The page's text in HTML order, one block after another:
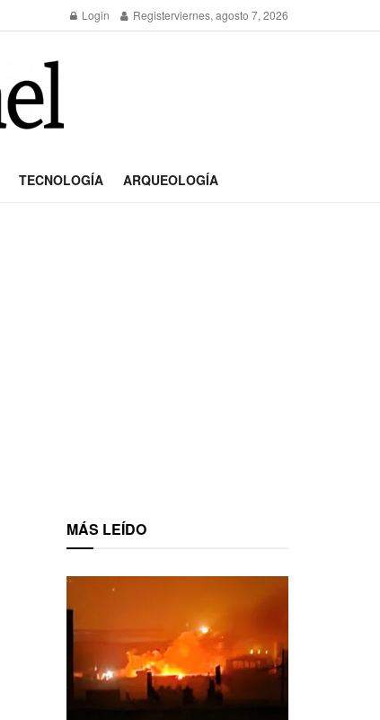
Login Registerviernes, agosto 7, 2026
TECNOLOGÍA ARQUEOLOGÍA
MÁS LEÍDO